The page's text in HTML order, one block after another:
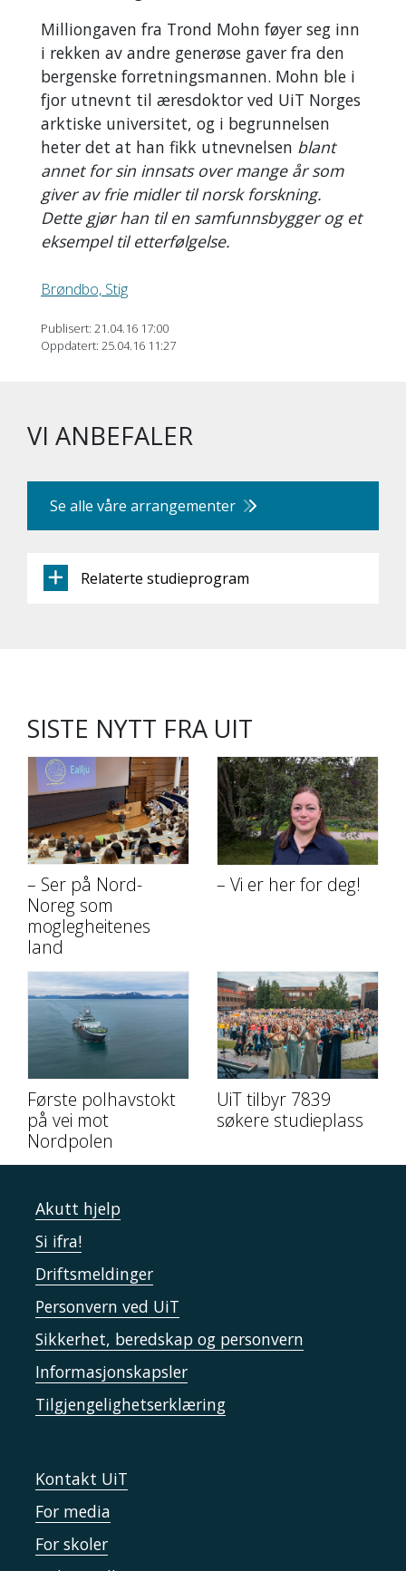
Milliongaven fra Trond Mohn føyer seg inn
i rekken av andre generøse gaver fra den
bergenske forretningsmannen. Mohn ble i
fjor utnevnt til æresdoktor ved UiT Norges
arktiske universitet, og i begrunnelsen
heter det at han fikk utnevnelsen blant
annet for sin innsats over mange år som
giver av frie midler til norsk forskning.
Dette gjør han til en samfunnsbygger og et
eksempel til etterfølgelse.
Brøndbo, Stig
Publisert: 21.04.16 17:00
Oppdatert: 25.04.16 11:27
VI ANBEFALER
Se alle våre arrangementer
Relaterte studieprogram
SISTE NYTT FRA UIT
– Ser på Nord-
Noreg som
moglegheitenes
land
– Vi er her for deg!
Første polhavstokt
på vei mot
Nordpolen
UiT tilbyr 7839
søkere studieplass
Akutt hjelp
Si ifra!
Driftsmeldinger
Personvern ved UiT
Sikkerhet, beredskap og personvern
Informasjonskapsler
Tilgjengelighetserklæring
Kontakt UiT
For media
For skoler